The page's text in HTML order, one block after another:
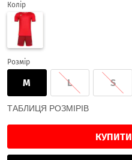
Колір
Розмір
M L S
ТАБЛИЦЯ РОЗМІРІВ
КУПИТИ